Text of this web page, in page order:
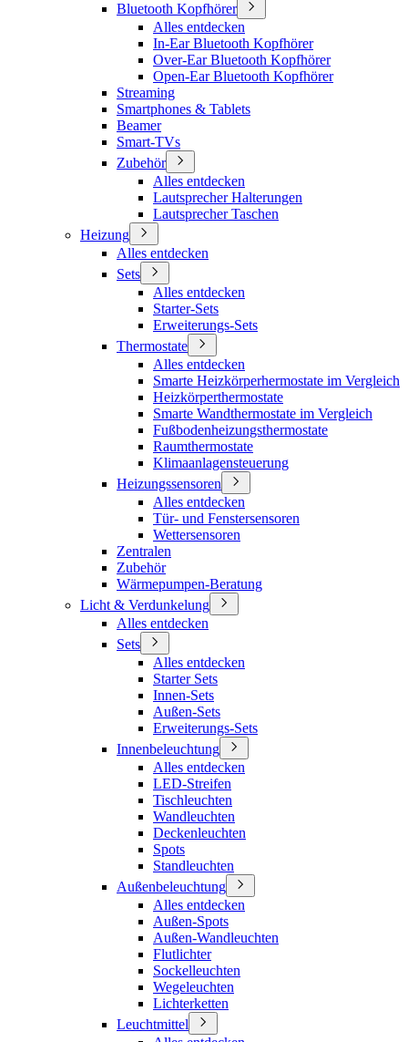
Bluetooth Kopfhörer
Alles entdecken
In-Ear Bluetooth Kopfhörer
Over-Ear Bluetooth Kopfhörer
Open-Ear Bluetooth Kopfhörer
Streaming
Smartphones & Tablets
Beamer
Smart-TVs
Zubehör
Alles entdecken
Lautsprecher Halterungen
Lautsprecher Taschen
Heizung
Alles entdecken
Sets
Alles entdecken
Starter-Sets
Erweiterungs-Sets
Thermostate
Alles entdecken
Smarte Heizkörperhermostate im Vergleich
Heizkörperthermostate
Smarte Wandthermostate im Vergleich
Fußbodenheizungsthermostate
Raumthermostate
Klimaanlagensteuerung
Heizungssensoren
Alles entdecken
Tür- und Fenstersensoren
Wettersensoren
Zentralen
Zubehör
Wärmepumpen-Beratung
Licht & Verdunkelung
Alles entdecken
Sets
Alles entdecken
Starter Sets
Innen-Sets
Außen-Sets
Erweiterungs-Sets
Innenbeleuchtung
Alles entdecken
LED-Streifen
Tischleuchten
Wandleuchten
Deckenleuchten
Spots
Standleuchten
Außenbeleuchtung
Alles entdecken
Außen-Spots
Außen-Wandleuchten
Flutlichter
Sockelleuchten
Wegeleuchten
Lichterketten
Leuchtmittel